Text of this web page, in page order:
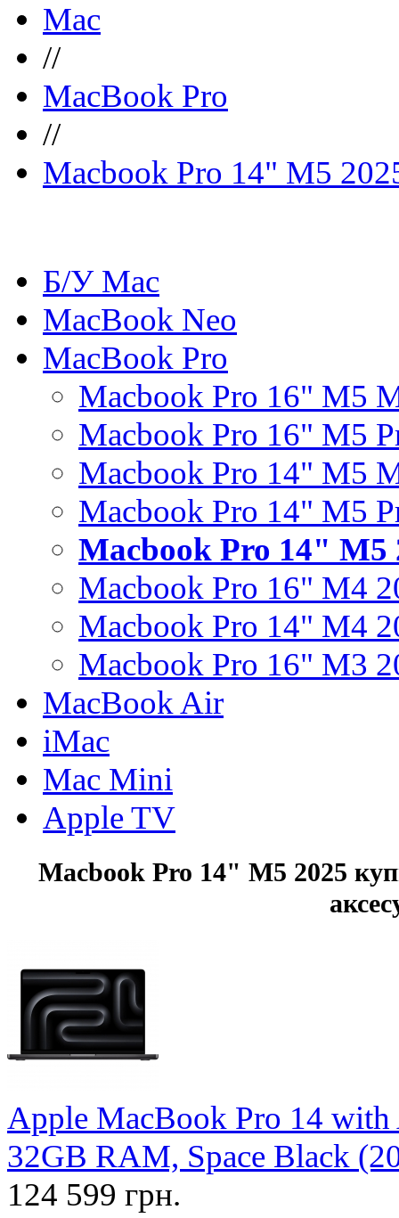
Mac
//
MacBook Pro
//
Macbook Pro 14" M5
Б/У Mac
MacBook Neo
MacBook Pro
Macbook Pro 16" M5
Macbook Pro 16" M5
Macbook Pro 14" M5
Macbook Pro 14" M5
Macbook Pro 14" M5
Macbook Pro 16" M4
Macbook Pro 14" M4
Macbook Pro 16" M3
MacBook Air
iMac
Mac Mini
Apple TV
Macbook Pro 14" M5 2025
Apple MacBook Pro 14
32GB RAM, Space Black
124 599 грн.